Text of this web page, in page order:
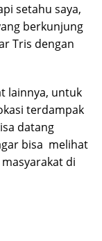
setahu saya,
berkunjung
Tris dengan
lainnya, untuk
terdampak
datang
bisa melihat
di